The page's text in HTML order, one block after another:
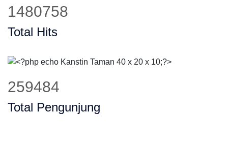
1984098
Total Hits
351385
Total Pengunjung